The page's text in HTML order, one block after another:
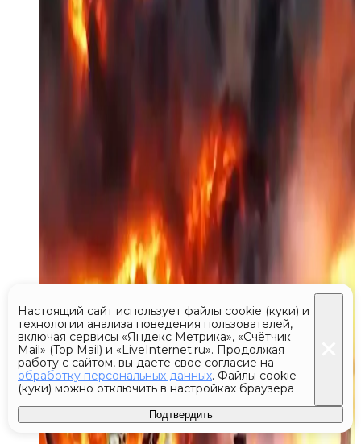
Настоящий сайт использует файлы cookie (куки) и
технологии анализа поведения пользователей,
включая сервисы «Яндекс Метрика», «Счётчик
Mail» (Top Mail) и «LiveInternet.ru». Продолжая
работу с сайтом, вы даете свое согласие на
обработку персональных данных. Файлы cookie
(куки) можно отключить в настройках браузера
Подтвердить